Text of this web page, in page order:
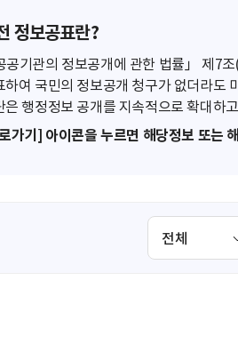
정보공표란?
공기관의 정보공개에 관한 법률」 제7
하여 국민의 정보공개 청구가 없더라도
은 행정정보 공개를 지속적으로 확대하
가기] 아이콘을 누르면 해당정보 또는